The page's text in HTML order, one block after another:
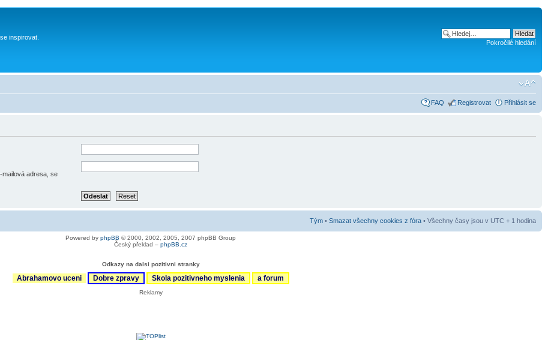
inspirovat.
Pokročilé hledání
FAQ Registrovat Přihlásit se
mailová adresa, se
Tým • Smazat všechny cookies z fóra • Všechny časy jsou v UTC + 1 hodina
Powered by phpBB © 2000, 2002, 2005, 2007 phpBB Group
Český překlad – phpBB.cz
Odkazy na dalsi pozitivni stranky
Abrahamovo uceni Dobre zpravy Skola pozitivneho myslenia a forum
Reklamy